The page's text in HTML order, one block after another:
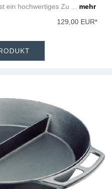
ein hochwertiges Zu ... mehr
129,00 EUR*